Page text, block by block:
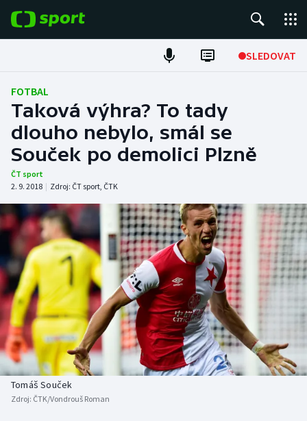
SLEDOVAT
Fotbal
Hokej
Tenis
Atletika
Cyklistika
DALŠÍ SPORTY
Americký fotbal
Baseball a softbal
Basketbal
Biatlon
NEPŘEHLÉDNĚTE
Soutěže
Historické návraty
Aplikace ČT sport
FOTBAL
Taková výhra? To tady
dlouho nebylo, smál se
Souček po demolici Plzně
ČT sport
2. 9. 2018 | Zdroj: ČT sport, ČTK
Tomáš Souček
Zdroj: ČTK/Vondrouš Roman